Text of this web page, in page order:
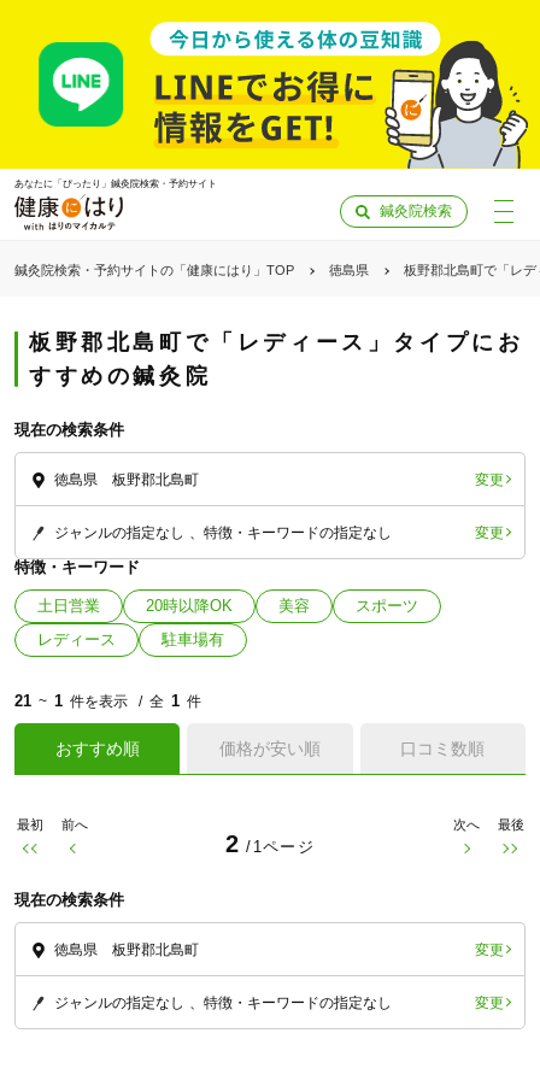
あなたに「ぴったり」鍼灸院検索・予約サイト
鍼灸院検索
鍼灸院検索・予約サイトの「健康にはり」TOP 徳島県 板野郡北島町で「レ
板野郡北島町で「レディース」タイプにお
すすめの鍼灸院
現在の検索条件
徳島県 板野郡北島町 変更
ジャンルの指定なし 特徴・キーワードの指定なし 変更
特徴・キーワード
土日営業 20時以降OK 美容
スポーツ
レディース
駐車場有
21 ~ 1 件を表示 全 1 件
おすすめ順 価格が安い順 口コミ数順
最初 前へ
2 /1ページ
次へ 最後
現在の検索条件
徳島県 板野郡北島町 変更
ジャンルの指定なし 特徴・キーワードの指定なし 変更
「健康にはりを見た」